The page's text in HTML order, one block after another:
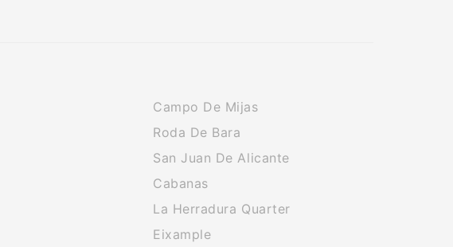
Campo De Mijas
Roda De Bara
San Juan De Alicante
Cabanas
La Herradura Quarter
Eixample